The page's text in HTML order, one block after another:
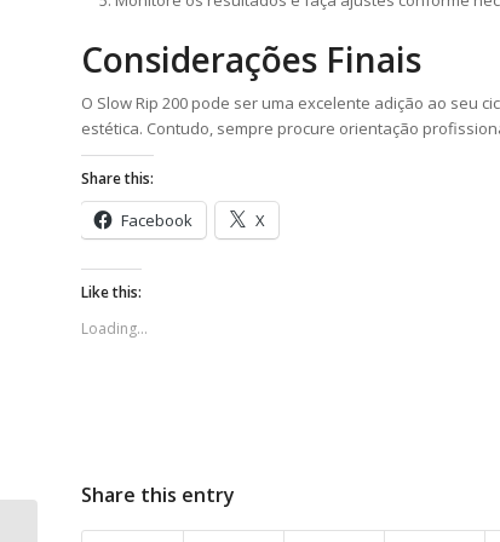
Considerações Finais
O Slow Rip 200 pode ser uma excelente adição ao seu
estética. Contudo, sempre procure orientação
Share this:
Facebook X
Like this:
Loading...
Share this entry